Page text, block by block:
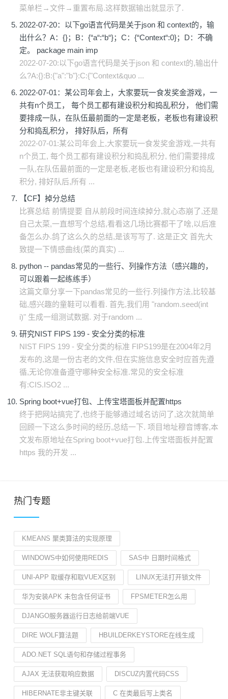
菜单栏→文件→重置布局.这样数据输出就显示了.
2022-07-20：以下go语言代码是关于json 和 context的，输
出什么？A：{}；B：{“a“:“b“}；C：{“Context“:0}；D：不确
定。 package main imp
2022-07-20:以下go语言代码是关于json 和 context的,输出什
么?A:{}:B:{"a":"b"}:C:{"Context&quo ...
2022-07-01：某公司年会上，大家要玩一食发奖金游戏，一
共有n个员工， 每个员工都有建设积分和捣乱积分， 他们需
要排成一队，在队伍最前面的一定是老板，老板也有建设积
分和捣乱积分， 排好队后，所有
2022-07-01:某公司年会上,大家要玩一食发奖金游戏,一共有
n个员工, 每个员工都有建设积分和捣乱积分, 他们需要排成
一队,在队伍最前面的一定是老板,老板也有建设积分和捣乱
积分, 排好队后,所有 ...
【CF】掉分总结
比赛总结 前情提要 自从前段时间连续掉分,就心态崩了,还是
自己太菜,一直想写个总结,看看这几场比赛都干了啥,以后准
备怎么办.鸽了这么久的总结,是该写写了. 这是正文 首先大
致提一下情感曲线(菜的真实) ...
python -- pandas常见的一些行、列操作方法（感兴趣的，
可以跟着一起练练手）
这篇文章分享一下pandas常见的一些行.列操作方法,比较基
础,感兴趣的童鞋可以看看. 首先,我们用 "random.seed(int
i)" 生成一组测试数据. 对于random ...
研究NIST FIPS 199 - 安全分类的标准
NIST FIPS 199 - 安全分类的标准 FIPS199是在2004年2月
发布的,这是一份古老的文件,但在实施信息安全时应首先遵
循,无论你准备遵守哪种安全标准.常见的安全标准
有:CIS.ISO2 ...
Spring boot+vue打包、上传宝塔面板并配置https
终于把网站搞完了,也终于能够通过域名访问了,这次就简单
回顾一下这么多时间的经历,总结一下. 项目地址穆音博客,本
文发布原地址在Spring boot+vue打包.上传宝塔面板并配置
https 我的开发 ...
热门专题
KMEANS 聚类算法的实现原理
WINDOWS中如何使用REDIS SAS中 日期时间格式
UNI-APP 取缓存和取VUEX区别 LINUX无法打开锁文件
华为安装APK 未包含任何证书 FPSMETER怎么用
DJANGO服务器运行日志给前端VUE
DIRE WOLF算法题 HBUILDERKEYSTORE在线生成
ADO.NET SQL语句和存储过程事务
AJAX 无法获取响应数据 DISCUZ内置代码CSS
HIBERNATE非主键关联 C 在类最后写上类名